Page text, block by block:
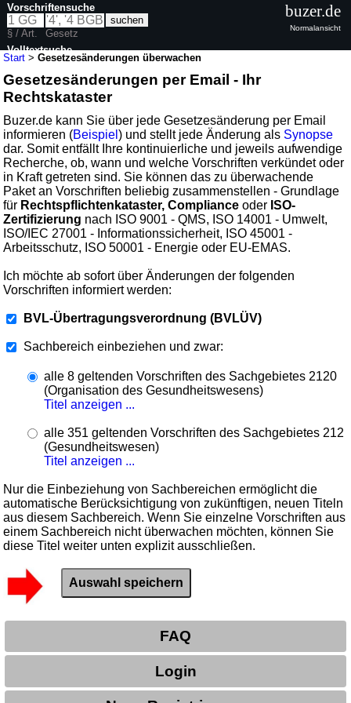
Start >Gesetzesänderungen überwachen
Gesetzesänderungen per Email - Ihr
Rechtskataster
Buzer.de kann Sie über jede Gesetzesänderung per Email
informieren (Beispiel) und stellt jede Änderung als Synopse
dar. Somit entfällt Ihre kontinuierliche und jeweils aufwendige
Recherche, ob, wann und welche Vorschriften verkündet oder
in Kraft getreten sind. Sie können das zu überwachende
Paket an Vorschriften beliebig zusammenstellen - Grundlage
für Rechtspflichtenkataster, Compliance oder ISO-
Zertifizierung nach ISO 9001 - QMS, ISO 14001 - Umwelt,
ISO/IEC 27001 - Informationssicherheit, ISO 45001 -
Arbeitsschutz, ISO 50001 - Energie oder EU-EMAS.
Ich möchte ab sofort über Änderungen der folgenden
Vorschriften informiert werden:
BVL-Übertragungsverordnung (BVLÜV)
Sachbereich einbeziehen und zwar:
alle 8 geltenden Vorschriften des Sachgebietes 2120
(Organisation des Gesundheitswesens)
Titel anzeigen ...
alle 351 geltenden Vorschriften des Sachgebietes 212
(Gesundheitswesen)
Titel anzeigen ...
Nur die Einbeziehung von Sachbereichen ermöglicht die
automatische Berücksichtigung von zukünftigen, neuen Titeln
aus diesem Sachbereich. Wenn Sie einzelne Vorschriften aus
einem Sachbereich nicht überwachen möchten, können Sie
diese Titel weiter unten explizit ausschließen.
FAQ
Login
Vorschriftensuche
§ / Art.
Gesetz
Volltextsuche
buzer.de
Normalansicht